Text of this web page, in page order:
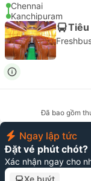
Chennai
Kanchipuram
Tiêu
Đã bao gồm
Ngay lập tức
Đặt vé phút chót?
Xác nhận ngay cho
Xe buýt